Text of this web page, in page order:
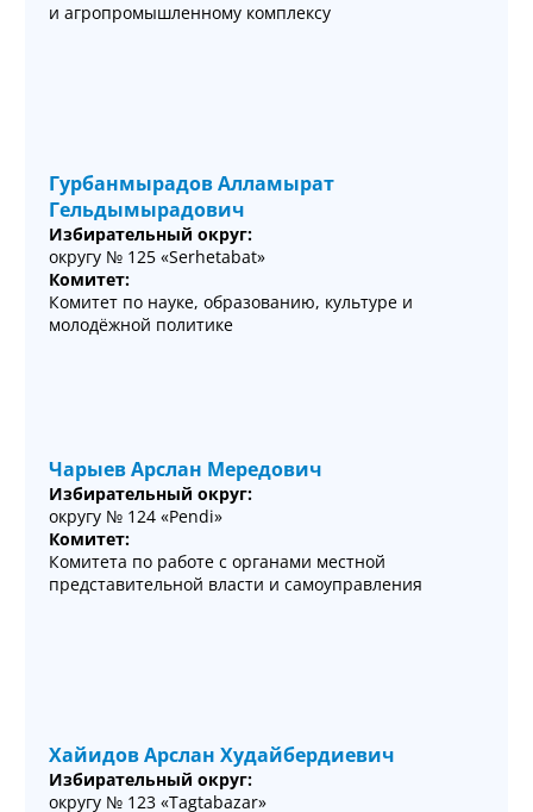
и агропромышленному комплексу
Гурбанмырадов Алламырат
Гельдымырадович
Избирательный округ:
округу № 125 «Serhetabat»
Комитет:
Комитет по науке, образованию, культуре и
молодёжной политике
Чарыев Арслан Мередович
Избирательный округ:
округу № 124 «Pendi»
Комитет:
Комитета по работе с органами местной
представительной власти и самоуправления
Хайидов Арслан Худайбердиевич
Избирательный округ:
округу № 123 «Tagtabazar»